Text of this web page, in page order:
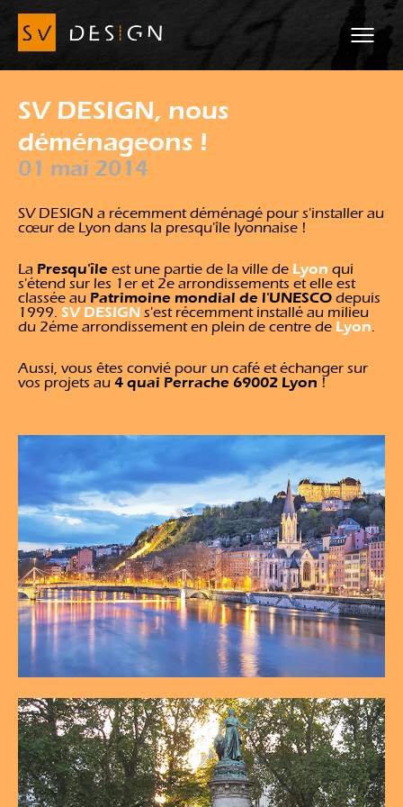
SV DESIGN, nous
déménageons !
01 mai 2014
SV DESIGN a récemment déménagé pour s'installer au
cœur de Lyon dans la presqu'île lyonnaise !
La Presqu'île est une partie de la ville de Lyon qui
s'étend sur les 1er et 2e arrondissements et elle est
classée au Patrimoine mondial de l'UNESCO depuis
1999. SV DESIGN s'est récemment installé au milieu
du 2éme arrondissement en plein de centre de Lyon
Aussi, vous êtes convié pour un café et échanger sur
vos projets au 4 quai Perrache 69002 Lyon !